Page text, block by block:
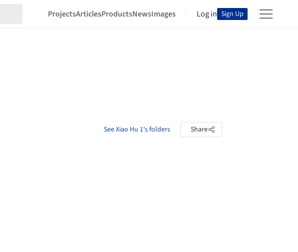
ProjectsArticlesProductsNewsImages Log in Sign Up
See Xiao Hu 1's folders Share